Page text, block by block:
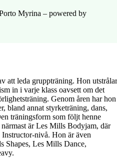
Myrina – powered by
att leda gruppträning. Hon utstrålar
in i varje klass oavsett om det
Genom åren har hon
bland annat styrketräning, dans,
träningsform som följt henne
är Les Mills Bodyjam, där
Hon är även
Shapes, Les Mills Dance,